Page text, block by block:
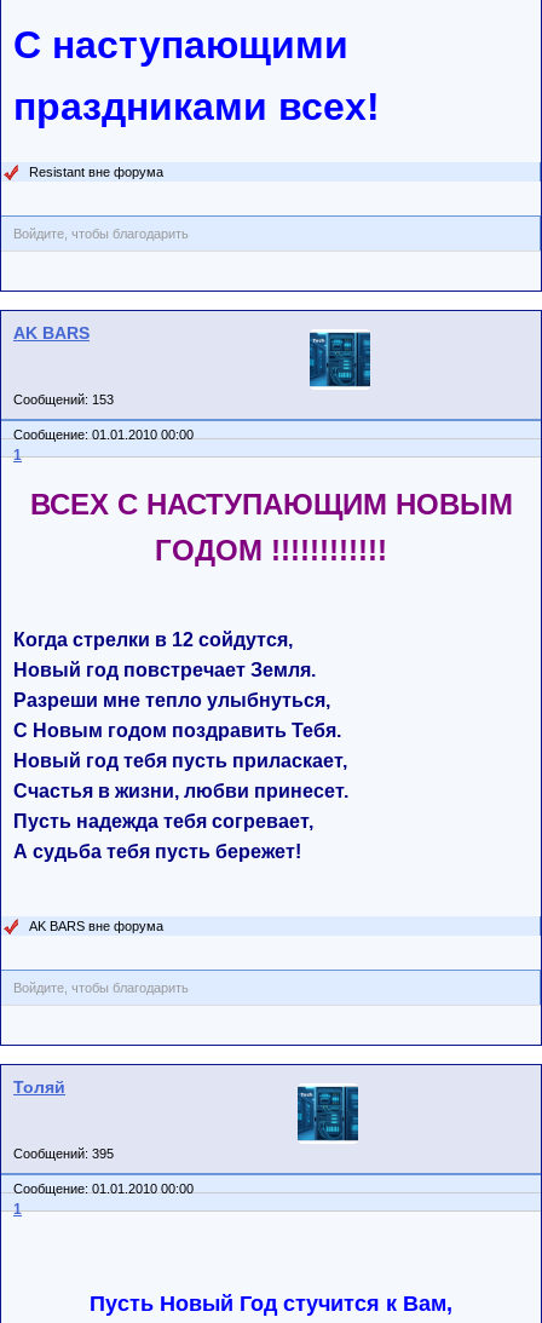
С наступающими
праздниками всех!
Resistant вне форума
Войдите, чтобы благодарить
AK BARS
Сообщений: 153
Сообщение: 01.01.2010 00:00
1
ВСЕХ С НАСТУПАЮЩИМ НОВЫМ
ГОДОМ !!!!!!!!!!!!
Когда стрелки в 12 сойдутся,
Новый год повстречает Земля.
Разреши мне тепло улыбнуться,
С Новым годом поздравить Тебя.
Новый год тебя пусть приласкает,
Счастья в жизни, любви принесет.
Пусть надежда тебя согревает,
А судьба тебя пусть бережет!
AK BARS вне форума
Войдите, чтобы благодарить
Толяй
Сообщений: 395
Сообщение: 01.01.2010 00:00
1
Пусть Новый Год стучится к Вам,